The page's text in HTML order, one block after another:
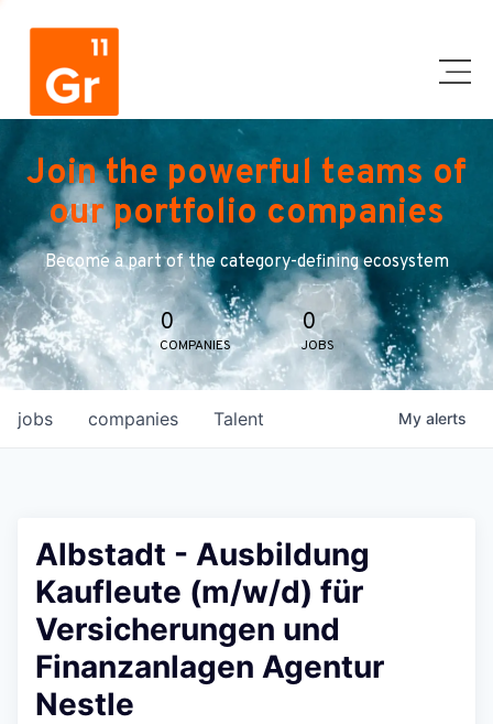
Join the powerful teams of
our portfolio companies
Become a part of the category-defining ecosystem
0
COMPANIES
0
JOBS
jobs companies Talent My alerts
Albstadt - Ausbildung
Kaufleute (m/w/d) für
Versicherungen und
Finanzanlagen Agentur
Nestle